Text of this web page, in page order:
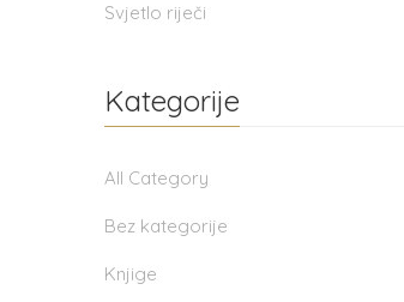
Svjetlo riječi
Kategorije
All Category
Bez kategorije
Knjige